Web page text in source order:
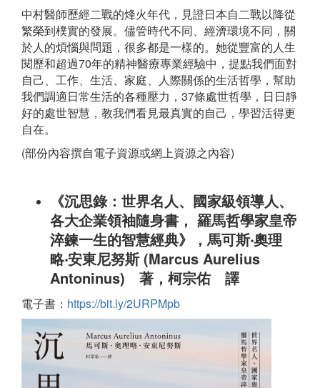
中村醫師歷經二戰的烽火年代，見證日本自二戰以降從
繁榮到樸實的發展。儘管時代不同、經濟環境不同，關
於人的煩惱與問題，很多都是一樣的。她從豐富的人生
閱歷和超過70年的精神醫療專業經驗中，提點我們面對
自己、工作、生活、家庭、人際關係的生活哲學，幫助
我們調適日常生活的各種壓力，37條處世哲學，日日靜
好的處世智慧，教我們看見最真實的自己，學習活得更
自在。
(部份內容撰自電子資源或網上資源之內容)
《沉思錄：世界名人、國家級領導人、
各大企業領袖隨身書， 羅馬哲學家皇帝
淬鍊一生的智慧經典》，馬可斯‧奧理
略‧安東尼努斯 (Marcus Aurelius
Antoninus) 著，柯宗佑 譯
電子書： https://bit.ly/2URPMpb